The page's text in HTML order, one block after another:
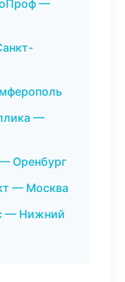
—
—
Оренбург
— Москва
— Нижний